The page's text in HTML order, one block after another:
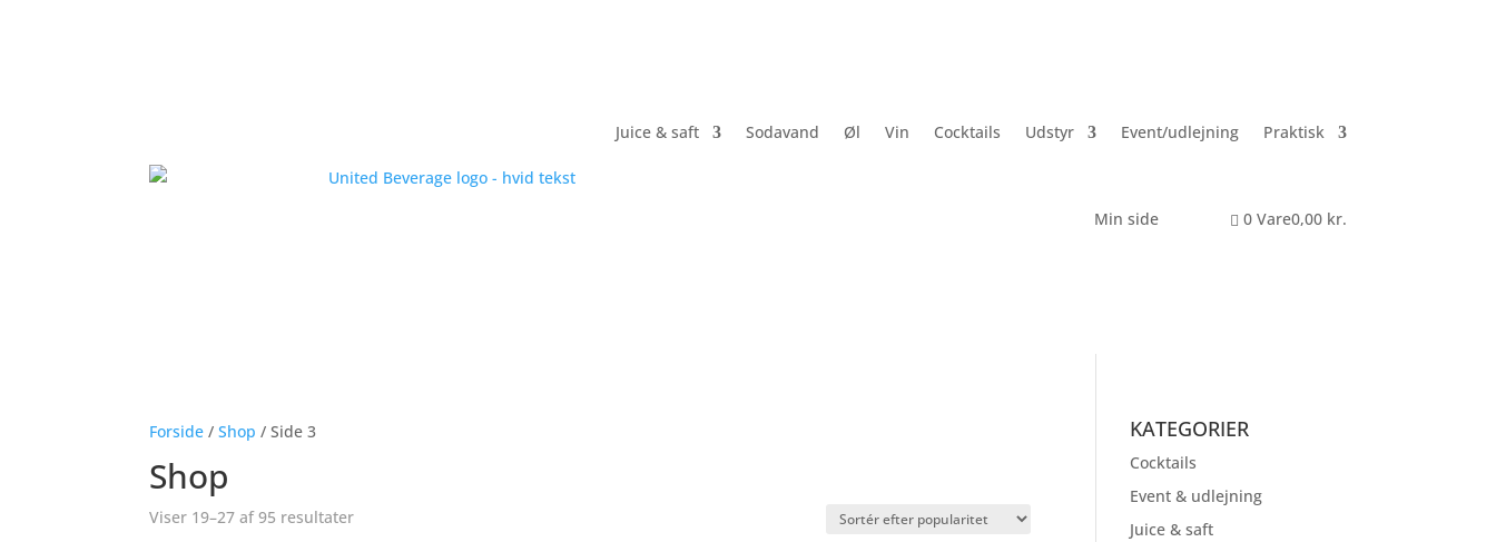
Juice & saft Sodavand Øl Vin Cocktails Udstyr Event/udlejning Praktisk
Min side 0 Vare0,00 kr.
Forside /Shop / Side 3
Shop
Viser 19–27 af 95 resultater
KATEGORIER
Cocktails
Event & udlejning
Juice & saft